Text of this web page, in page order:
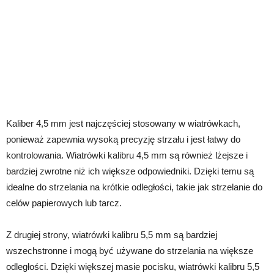
Kaliber 4,5 mm jest najczęściej stosowany w wiatrówkach,
ponieważ zapewnia wysoką precyzję strzału i jest łatwy do
kontrolowania. Wiatrówki kalibru 4,5 mm są również lżejsze i
bardziej zwrotne niż ich większe odpowiedniki. Dzięki temu są
idealne do strzelania na krótkie odległości, takie jak strzelanie do
celów papierowych lub tarcz.
Z drugiej strony, wiatrówki kalibru 5,5 mm są bardziej
wszechstronne i mogą być używane do strzelania na większe
odległości. Dzięki większej masie pocisku, wiatrówki kalibru 5,5